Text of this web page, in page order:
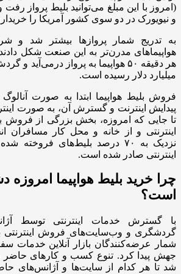
(امروز با این مبلغ می‌توانید بلیط پرواز رفت
و نیویورک در دو سوی کشور آمریکا را
به تدریج شمار پروازها بیشتر شد و
هواپیماهای مدرن‌تر به این صنعت شکل
میلیارد دلار رسیده است.
فروش بلیط هواپیما ابتدا به صورت
پیدایش اینترنت و گسترش آن، به صورت
تا جایی که امروزه، بخش بزرگی از فروش
اینترنتی و از خانه و محل کار مسافران
نزدیک به ۷۰ درصد بلیط‌های
اینترنتی صادر شده است.
چرا خرید بلیط هواپیما امروزه
است؟
با گسترش خدمات اینترنتی توسط
گردشگری و وب‌سایت‌های فروش اینترنتی
شمار عرضه‌کنندگان بازار آنلاین خدمات
جهش پیدا کرد. تنوع کسب و کارهای
شد تا هر کدام از سایت‌ها و آژانس‌های حاضر